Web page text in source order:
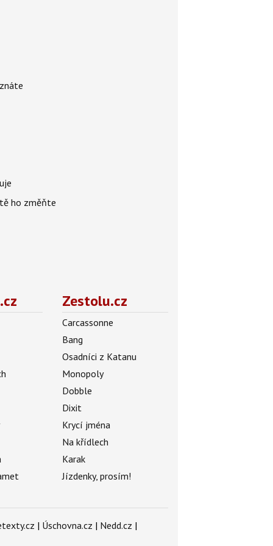
ho změňte
Zestolu.cz
Carcassonne
Bang
Osadníci z Katanu
Monopoly
Dobble
Dixit
Krycí jména
Na křídlech
Karak
Jízdenky, prosím!
| Úschovna.cz | Nedd.cz |